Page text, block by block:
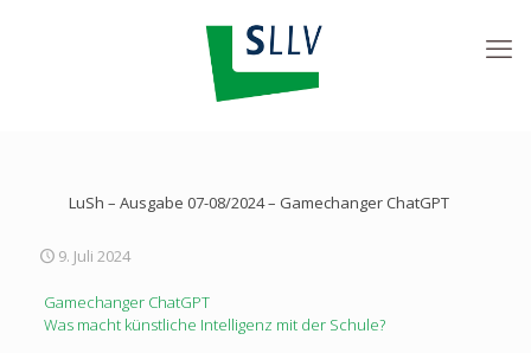
LuSh – Ausgabe 07-08/2024 – Gamechanger ChatGPT
9. Juli 2024
Gamechanger ChatGPT
Was macht künstliche Intelligenz mit der Schule?